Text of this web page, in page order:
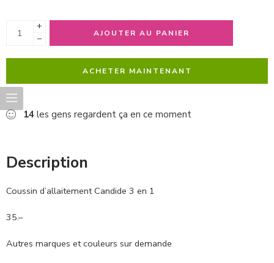
+
−
AJOUTER AU PANIER
ACHETER MAINTENANT
14 les gens regardent ça en ce moment
Description
Coussin d’allaitement Candide 3 en 1
35.–
Autres marques et couleurs sur demande